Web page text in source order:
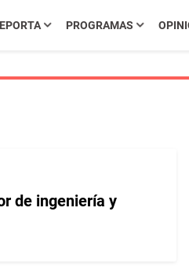
PROGRAMAS
de ingeniería y